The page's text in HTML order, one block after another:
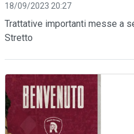
18/09/2023 20:27
Trattative importanti messe a
Stretto